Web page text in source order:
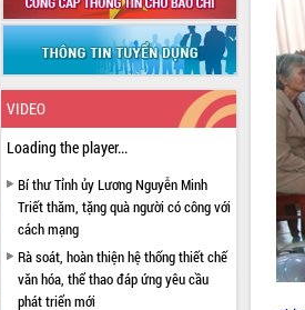
VIDEO
Loading the player...
Bí thư Tỉnh ủy Lương Nguyễn Minh
Triết thăm, tặng quà người có công với
cách mạng
Rà soát, hoàn thiện hệ thống thiết chế
văn hóa, thể thao đáp ứng yêu cầu
phát triển mới